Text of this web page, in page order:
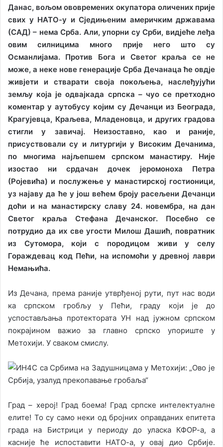
Данас, вољом ововремених окупатора оличених прије
свих у НАТО-у и Сједињеним америчким државама
(САД) – нема Срба. Али, упорни су Срби, видјеће леђа
овим силницима много прије него што су
Османлијама. Против Бога и Светог краља се не
може, а неке нове генерације Срба Дечанаца ће овдје
живјети и стварати своја покољења, наслеђујући
земљу која је одвајкада српска – чуо се претходно
коментар у аутобусу којим су Дечанци из Београда,
Крагујевца, Краљева, Младеновца, и других градова
стигли у завичај. Неизоставно, као и раније,
присуствовали су и литургији у Високим Дечанима,
по многима најљепшем српском манастиру. Није
изостао ни срдачан дочек јеромоноха Петра
(Ројевића) и послужење у манастирској гостионици,
уз најаву да ће у још већем броју расељени Дечанци
доћи и на манастирску славу 24. новембра, на дан
Светог краља Стефана Дечанског. Посебно се
потрудио да их све угости Милош Дашић, повратник
из Сутомора, који с породицом живи у селу
Гораждевац код Пећи, на испомоћи у древној лаври
Немањића.
Из Дечана, према раније утврђеној рути, пут нас води
ка српском гробљу у Пећи, граду који је до
успостављања протектората УН над јужном српском
покрајином важио за главно српско упориште у
Метохији. У сваком смислу.
Град – херој! Град боема! Град српске интелектуалне
елите! То су само неки од бројних оправданих епитета
града на Бистрици у периоду до уласка КФОР-а, а
касније ће испоставити НАТО-а, у овај дио Србије.